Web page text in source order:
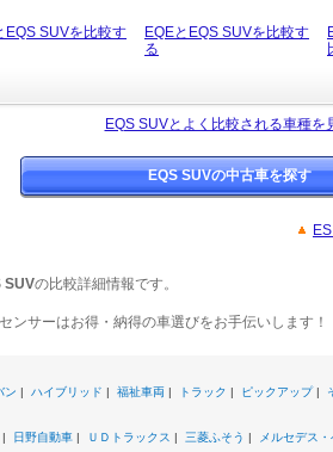
EQS SUVを比較す
EQEとEQS SUVを比較す
る
EQS SUVとよく比較される車種を
EQS SUVの中古車を探す
SUVの比較詳細情報です。
サーはお得・納得の車選びをお手伝いします！
ン | ハイブリッド | 福祉車両 | トラック | ピックアップ|
| 日野自動車 | ＵＤトラックス | 三菱ふそう | メルセデス